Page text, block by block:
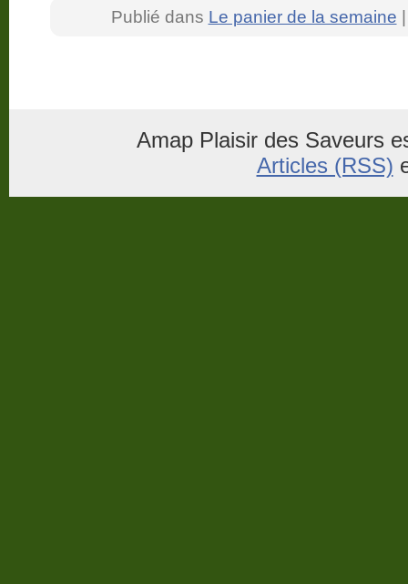
Publié dans Le panier de la semaine
Amap Plaisir des Saveurs
Articles (RSS)